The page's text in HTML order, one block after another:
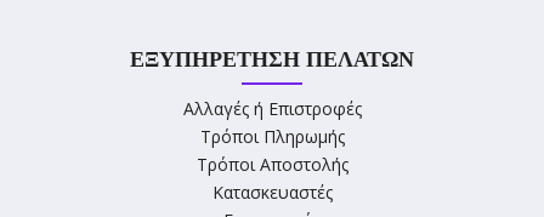
ΕΞΥΠΗΡΈΤΗΣΗ ΠΕΛΑΤΏΝ
Αλλαγές ή Επιστροφές
Τρόποι Πληρωμής
Τρόποι Αποστολής
Κατασκευαστές